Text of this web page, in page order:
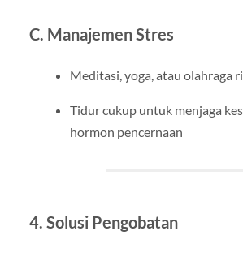
C. Manajemen Stres
Meditasi, yoga, atau olahraga
Tidur cukup untuk menjaga
hormon pencernaan
4. Solusi Pengobatan